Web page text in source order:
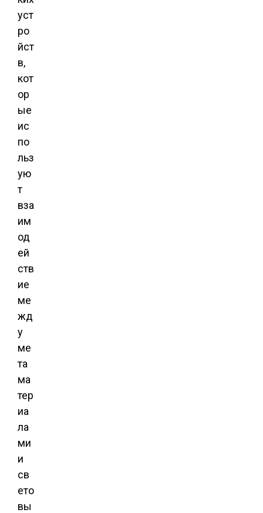
уст
ро
йст
в,
кот
ор
ые
ис
по
льз
ую
т
вза
им
од
ей
ств
ие
ме
жд
у
ме
та
ма
тер
иа
ла
ми
и
св
ето
вы